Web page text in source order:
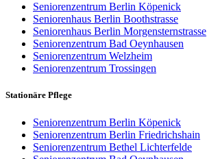
Seniorenzentrum Berlin Köpenick
Seniorenhaus Berlin Boothstrasse
Seniorenhaus Berlin Morgensternstrasse
Seniorenzentrum Bad Oeynhausen
Seniorenzentrum Welzheim
Seniorenzentrum Trossingen
Stationäre Pflege
Seniorenzentrum Berlin Köpenick
Seniorenzentrum Berlin Friedrichshain
Seniorenzentrum Bethel Lichterfelde